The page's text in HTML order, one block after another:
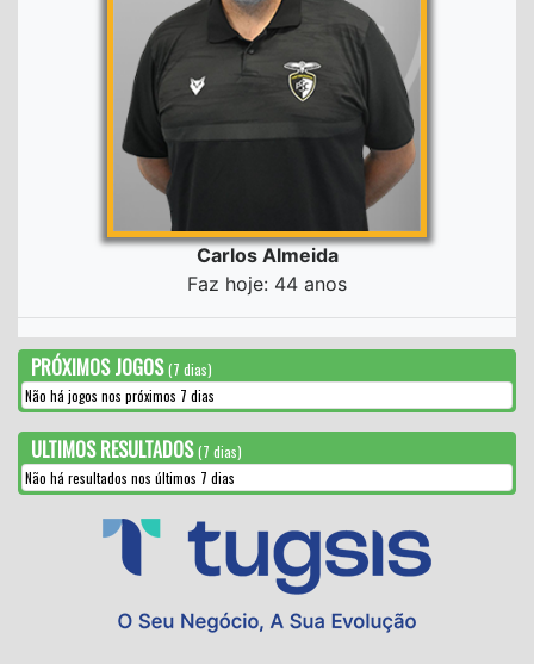
Carlos Almeida
Faz hoje: 44 anos
PRÓXIMOS JOGOS(7 dias)
Não há jogos nos próximos 7 dias
ULTIMOS RESULTADOS(7 dias)
Não há resultados nos últimos 7 dias